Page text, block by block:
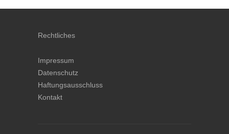
Rechtliches
Impressum
Datenschutz
Haftungsausschluss
Kontakt